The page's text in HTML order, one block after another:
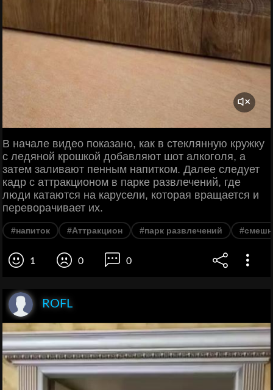
В начале видео показано, как в стеклянную кружку
с ледяной крошкой добавляют шот алкоголя, а
затем заливают пенным напитком. Далее следует
кадр с аттракционом в парке развлечений, где
люди катаются на карусели, которая вращается и
переворачивает их.
#напиток #Аттракцион #парк развлечений
1 0 0
ROFL